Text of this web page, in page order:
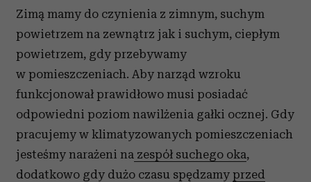
Zimą mamy do czynienia z zimnym, suchym
powietrzem na zewnątrz jak i suchym, ciepłym
powietrzem, gdy przebywamy
w pomieszczeniach. Aby narząd wzroku
funkcjonował prawidłowo musi posiadać
odpowiedni poziom nawilżenia gałki ocznej. Gdy
pracujemy w klimatyzowanych pomieszczeniach
jesteśmy narażeni na zespół suchego oka,
dodatkowo gdy dużo czasu spędzamy przed